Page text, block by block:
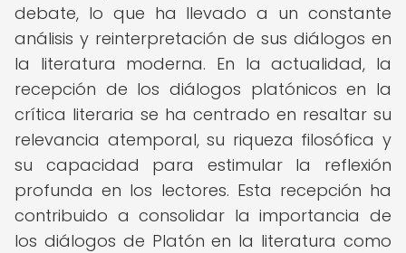
debate, lo que ha llevado a un constante
análisis y reinterpretación de sus diálogos en
la literatura moderna. En la actualidad, la
recepción de los diálogos platónicos en la
crítica literaria se ha centrado en resaltar su
relevancia atemporal, su riqueza filosófica y
su capacidad para estimular la reflexión
profunda en los lectores. Esta recepción ha
contribuido a consolidar la importancia de
los diálogos de Platón en la literatura como